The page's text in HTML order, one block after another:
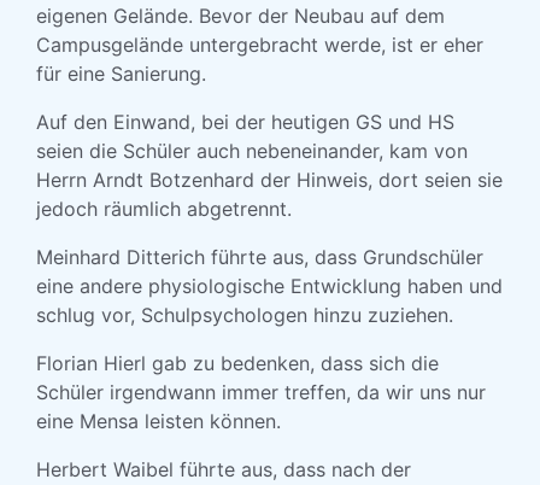
eigenen Gelände. Bevor der Neubau auf dem
Campusgelände untergebracht werde, ist er eher
für eine Sanierung.
Auf den Einwand, bei der heutigen GS und HS
seien die Schüler auch nebeneinander, kam von
Herrn Arndt Botzenhard der Hinweis, dort seien sie
jedoch räumlich abgetrennt.
Meinhard Ditterich führte aus, dass Grundschüler
eine andere physiologische Entwicklung haben und
schlug vor, Schulpsychologen hinzu zuziehen.
Florian Hierl gab zu bedenken, dass sich die
Schüler irgendwann immer treffen, da wir uns nur
eine Mensa leisten können.
Herbert Waibel führte aus, dass nach der